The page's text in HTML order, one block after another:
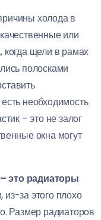
холода в
или
щели в рамах
полосками
необходимость
– это не залог
окна могут
это радиаторы
за этого плохо
Размер радиаторов